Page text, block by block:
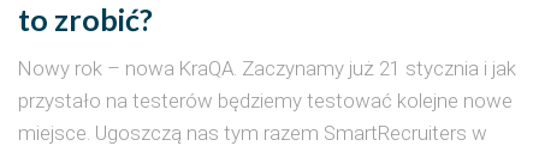
to zrobić?
Nowy rok – nowa KraQA. Zaczynamy już 21 stycznia i jak
przystało na testerów będziemy testować kolejne nowe
miejsce. Ugoszczą nas tym razem SmartRecruiters w